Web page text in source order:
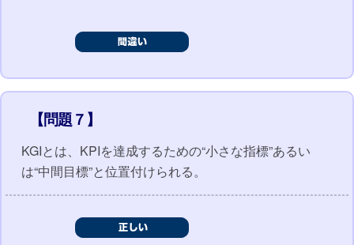
【問題７】
KGIとは、KPIを達成するための“小さな指標”あるい
は“中間目標”と位置付けられる。